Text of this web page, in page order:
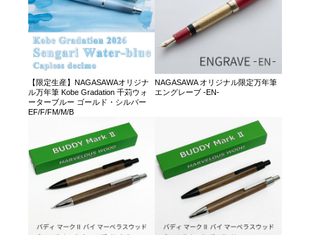
【限定生産】NAGASAWAオリジナ
ル万年筆 Kobe Gradation 千苅ウォ
ーターブルー ゴールド・シルバー
EF/F/FM/M/B
NAGASAWA オリジナル限定万年筆
エングレーブ -EN-